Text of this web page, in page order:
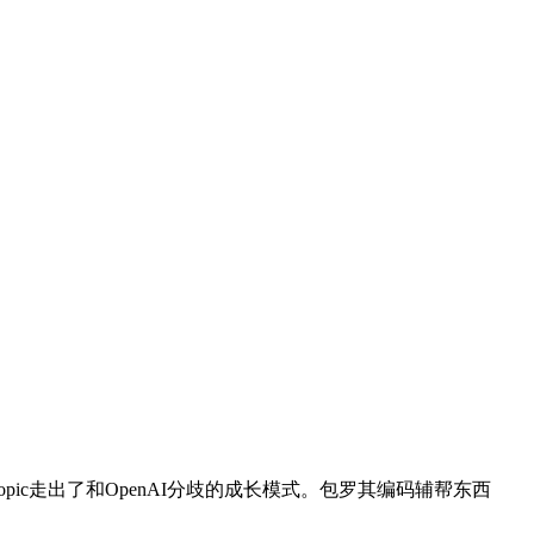
走出了和OpenAI分歧的成长模式。包罗其编码辅帮东西